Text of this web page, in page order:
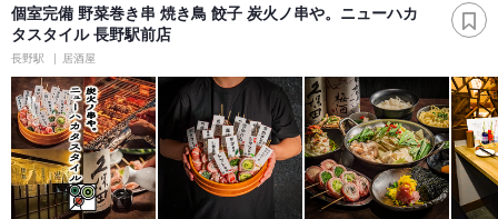
個室完備 野菜巻き串 焼き鳥 餃子 炭火ノ串や。ニューハカ
タスタイル 長野駅前店
長野駅 居酒屋